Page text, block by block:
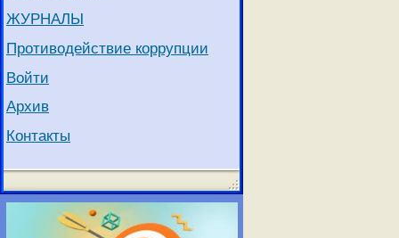
ЖУРНАЛЫ
Противодействие коррупции
Войти
Архив
Контакты